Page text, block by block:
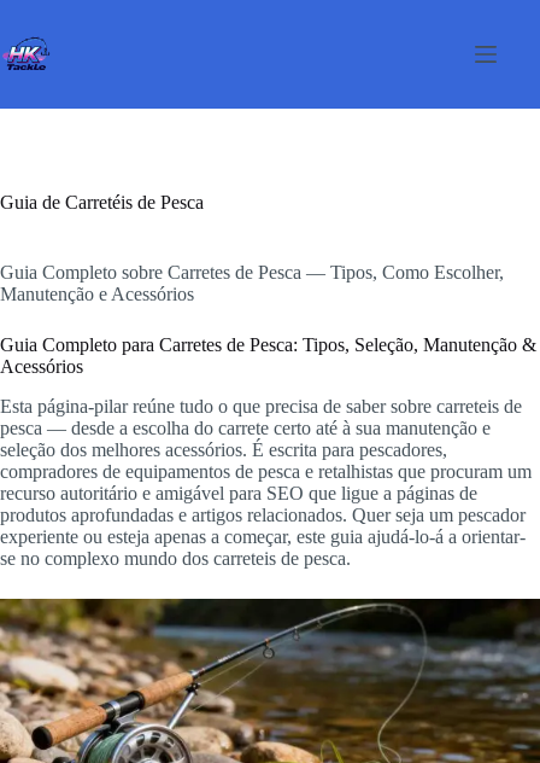
o
conteúdo
Guia de Carretéis de Pesca
Guia Completo sobre Carretes de Pesca — Tipos, Como Escolher,
Manutenção e Acessórios
Guia Completo para Carretes de Pesca: Tipos, Seleção, Manutenção &
Acessórios
Esta página-pilar reúne tudo o que precisa de saber sobre carreteis de
pesca — desde a escolha do carrete certo até à sua manutenção e
seleção dos melhores acessórios. É escrita para pescadores,
compradores de equipamentos de pesca e retalhistas que procuram um
recurso autoritário e amigável para SEO que ligue a páginas de
produtos aprofundadas e artigos relacionados. Quer seja um pescador
experiente ou esteja apenas a começar, este guia ajudá-lo-á a orientar-
se no complexo mundo dos carreteis de pesca.